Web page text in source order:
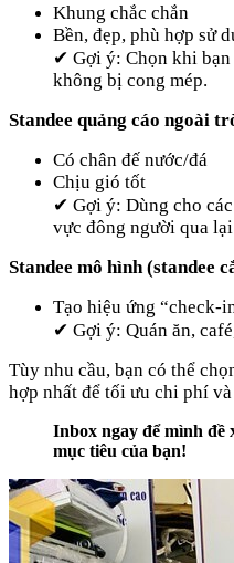
Khung chắc chắn
Bền, đẹp, phù hợp sử
✔ Gợi ý: Chọn khi
không bị cong mép.
Standee quảng cáo ngoài
Có chân đế nước/đá
Chịu gió tốt
✔ Gợi ý: Dùng cho
vực đông người qua
Standee mô hình (standee
Tạo hiệu ứng “check-
✔ Gợi ý: Quán ăn,
Tùy nhu cầu, bạn có thể
hợp nhất để tối ưu chi phí
Inbox ngay để mình đề
mục tiêu của bạn!